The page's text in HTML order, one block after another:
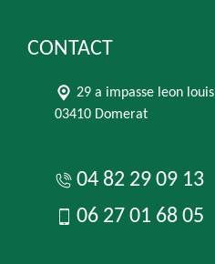
CONTACT
29 a impasse leon louis
03410 Domerat
04 82 29 09 13
06 27 01 68 05